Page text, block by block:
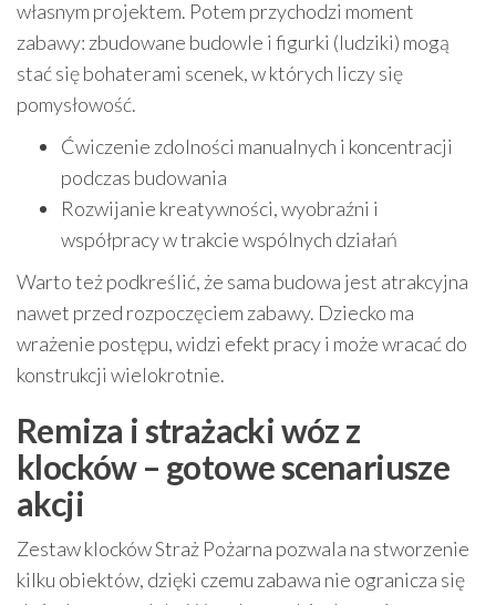
własnym projektem. Potem przychodzi moment
zabawy: zbudowane budowle i figurki (ludziki) mogą
stać się bohaterami scenek, w których liczy się
pomysłowość.
Ćwiczenie zdolności manualnych i koncentracji
podczas budowania
Rozwijanie kreatywności, wyobraźni i
współpracy w trakcie wspólnych działań
Warto też podkreślić, że sama budowa jest atrakcyjna
nawet przed rozpoczęciem zabawy. Dziecko ma
wrażenie postępu, widzi efekt pracy i może wracać do
konstrukcji wielokrotnie.
Remiza i strażacki wóz z
klocków – gotowe scenariusze
akcji
Zestaw klocków Straż Pożarna pozwala na stworzenie
kilku obiektów, dzięki czemu zabawa nie ogranicza się